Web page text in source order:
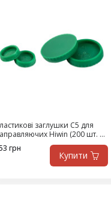
заглушки С5 для
Hiwin (200 шт. в
грн
Купити